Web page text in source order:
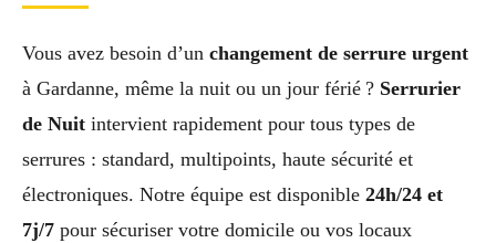
Vous avez besoin d’un changement de serrure urgent
à Gardanne, même la nuit ou un jour férié ? Serrurier
de Nuit intervient rapidement pour tous types de
serrures : standard, multipoints, haute sécurité et
électroniques. Notre équipe est disponible 24h/24 et
7j/7 pour sécuriser votre domicile ou vos locaux